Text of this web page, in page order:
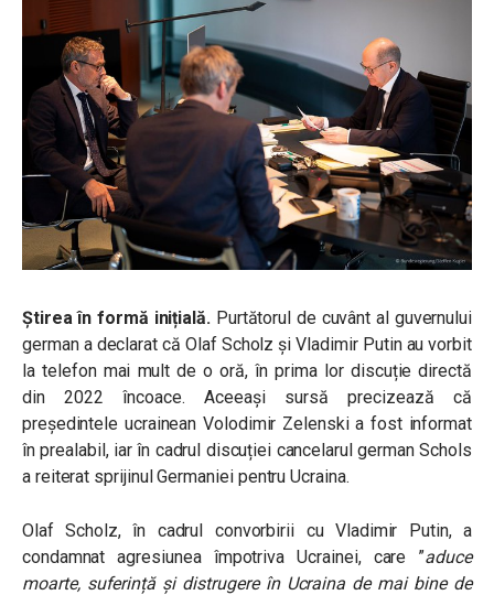
Știrea în formă inițială. Purtătorul de cuvânt al guvernului
german a declarat că Olaf Scholz și Vladimir Putin au vorbit
la telefon mai mult de o oră, în prima lor discuție directă
din 2022 încoace. Aceeași sursă precizează că
președintele ucrainean Volodimir Zelenski a fost informat
în prealabil, iar în cadrul discuției cancelarul german Schols
a reiterat sprijinul Germaniei pentru Ucraina.
Olaf Scholz, în cadrul convorbirii cu Vladimir Putin, a
condamnat agresiunea împotriva Ucrainei, care ”aduce
moarte, suferință și distrugere în Ucraina de mai bine de